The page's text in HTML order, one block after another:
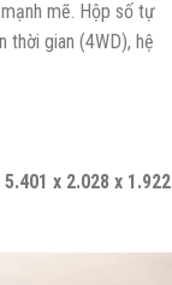
mẽ. Hộp số tự
thời gian (4WD), hệ
5.401 x 2.028 x 1.922